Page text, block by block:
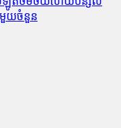
ល់​មួយ​ចំនួន